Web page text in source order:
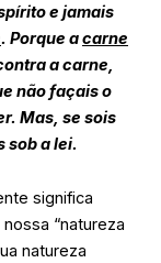
e jamais
. Porque acarne
a carne,
não façais o
Mas, se sois
sob a lei.
significa
“natureza
natureza